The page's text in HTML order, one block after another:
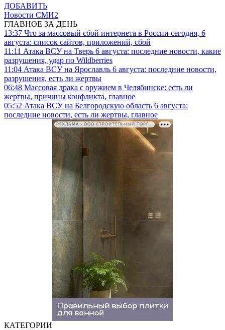
ДОБАВИТЬ
Новости СМИ2
ГЛАВНОЕ ЗА ДЕНЬ
13:37 Что за массовый сбой интернета в России сегодня, 6
августа: список сайтов, приложений, сбой
11:11 Атака ВСУ на Тверь 6 августа: последние новости, какие
разрушения, удар по Wildberries
11:04 Атака ВСУ на Ярославль 6 августа: последние новости,
разрушения, есть ли жертвы
06:48 Массовая драка с оружием в Челябинске: есть ли
жертвы, причины конфликта, главное
05:52 Атака ВСУ на Белгородскую область 6 августа:
последние новости, есть ли жертвы, главное
РЕКЛАМА • ООО СТРОИТЕЛЬНЫЙ ТОРГОВЫЙ ДОМ «ПЕТРОВИЧ». ИНН: 7802348846
КАТЕГОРИИ